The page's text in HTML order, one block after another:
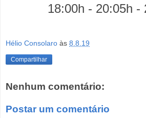
18:00h - 20:05h -
Hélio Consolaro às 8.8.19
Compartilhar
Nenhum comentário:
Postar um comentário